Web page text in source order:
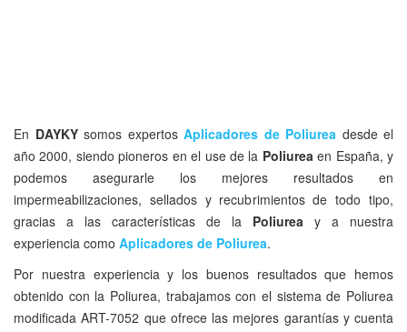
En DAYKYsomos expertos Aplicadores de Poliurea desde el
año 2000, siendo pioneros en el use de la Poliureaen España, y
podemos asegurarle los mejores resultados en
impermeabilizaciones, sellados y recubrimientos de todo tipo,
gracias a las características de la Poliurea y a nuestra
experiencia como Aplicadores de Poliurea.
Por nuestra experiencia y los buenos resultados que hemos
obtenido con la Poliurea, trabajamos con el sistema de Poliurea
modificada ART-7052 que ofrece las mejores garantías y cuenta